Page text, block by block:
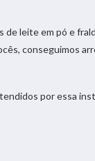
de leite em pó e
conseguimos
por essa